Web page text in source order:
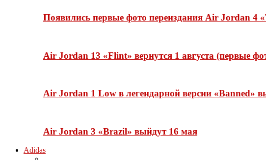
Появились первые фото переиздания Air Jordan 4
Air Jordan 13 «Flint» вернутся 1 августа (первые
Air Jordan 1 Low в легендарной версии «Banned»
Air Jordan 3 «Brazil» выйдут 16 мая
Adidas